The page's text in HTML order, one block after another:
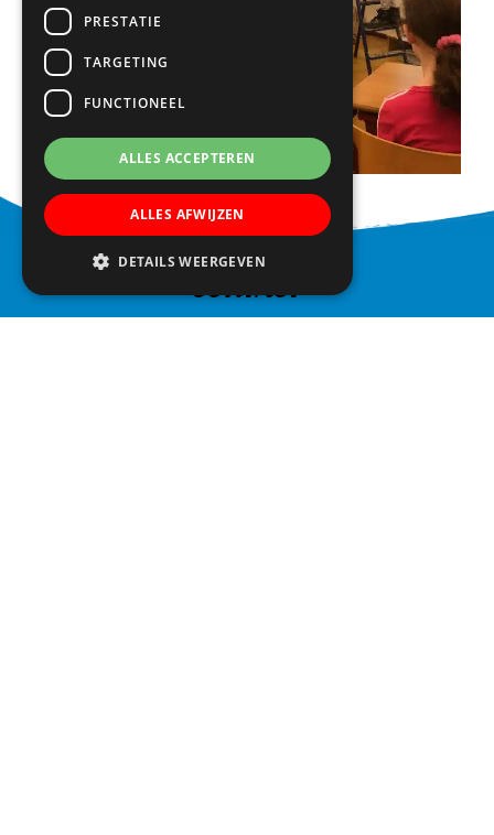
CONTACT
PRESTATIE
TARGETING
FUNCTIONEEL
ALLES ACCEPTEREN
ALLES AFWIJZEN
DETAILS WEERGEVEN